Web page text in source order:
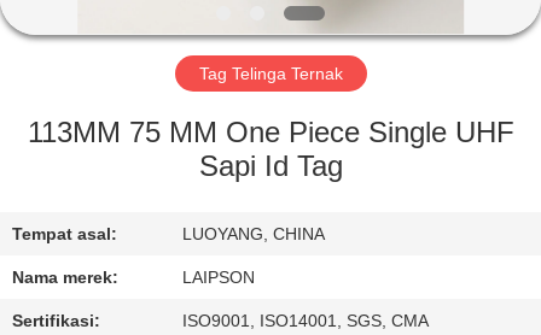
TUR
HUBUNGI
KAMI
Tag Telinga Ternak
113MM 75 MM One Piece Single UHF
Sapi Id Tag
Tempat asal: LUOYANG, CHINA
Nama merek: LAIPSON
Sertifikasi: ISO9001, ISO14001, SGS, CMA